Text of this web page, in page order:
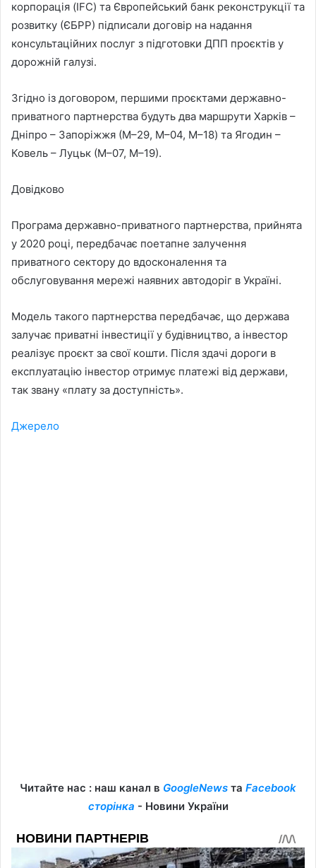
корпорація (IFC) та Європейський банк реконструкції та
розвитку (ЄБРР) підписали договір на надання
консультаційних послуг з підготовки ДПП проєктів у
дорожній галузі.
Згідно із договором, першими проєктами державно-
приватного партнерства будуть два маршрути Харків –
Дніпро – Запоріжжя (М–29, M–04, M–18) та Ягодин –
Ковель – Луцьк (М–07, М–19).
Довідково
Програма державно-приватного партнерства, прийнята
у 2020 році, передбачає поетапне залучення
приватного сектору до вдосконалення та
обслуговування мережі наявних автодоріг в Україні.
Модель такого партнерства передбачає, що держава
залучає приватні інвестиції у будівництво, а інвестор
реалізує проєкт за свої кошти. Після здачі дороги в
експлуатацію інвестор отримує платежі від держави,
так звану «плату за доступність».
Джерело
Читайте нас : наш канал в GoogleNews та Facebook
сторінка - Новини України